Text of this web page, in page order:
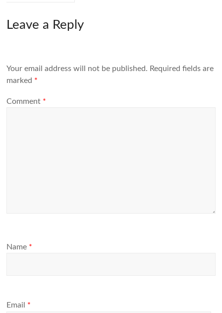
Leave a Reply
Your email address will not be published. Required fields are
marked *
Comment *
Name *
Email *